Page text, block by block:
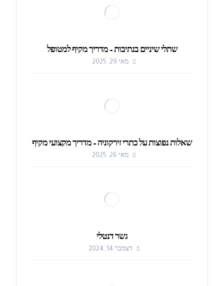
שתלי שיניים בנתיבות – מדריך מקיף למטופל
מאי 29, 2025
שאלות נפוצות על כתרי זירקוניה – מדריך מקצועי מקיף
מאי 26, 2025
גשר דנטלי
דצמבר 14, 2024